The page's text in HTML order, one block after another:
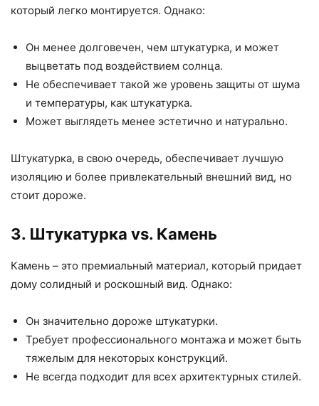
который легко монтируется. Однако:
Он менее долговечен, чем штукатурка, и может
выцветать под воздействием солнца.
Не обеспечивает такой же уровень защиты от шума
и температуры, как штукатурка.
Может выглядеть менее эстетично и натурально.
Штукатурка, в свою очередь, обеспечивает лучшую
изоляцию и более привлекательный внешний вид, но
стоит дороже.
3. Штукатурка vs. Камень
Камень – это премиальный материал, который придает
дому солидный и роскошный вид. Однако:
Он значительно дороже штукатурки.
Требует профессионального монтажа и может быть
тяжелым для некоторых конструкций.
Не всегда подходит для всех архитектурных стилей.